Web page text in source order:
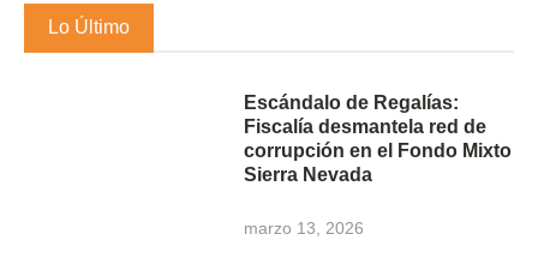
Lo Último
Escándalo de Regalías:
Fiscalía desmantela red de
corrupción en el Fondo Mixto
Sierra Nevada
marzo 13, 2026